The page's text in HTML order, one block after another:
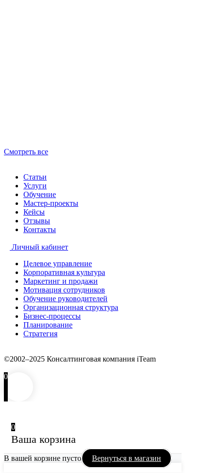
Смотреть все
Статьи
Услуги
Обучение
Мастер-проекты
Кейсы
Отзывы
Контакты
Личный кабинет
Целевое управление
Корпоративная культура
Маркетинг и продажи
Мотивация сотрудников
Обучение руководителей
Организационная структура
Бизнес-процессы
Планирование
Стратегия
©2002–2025 Консалтинговая компания iTeam
0
0
Ваша корзина
В вашей корзине пусто Вернуться в магазин